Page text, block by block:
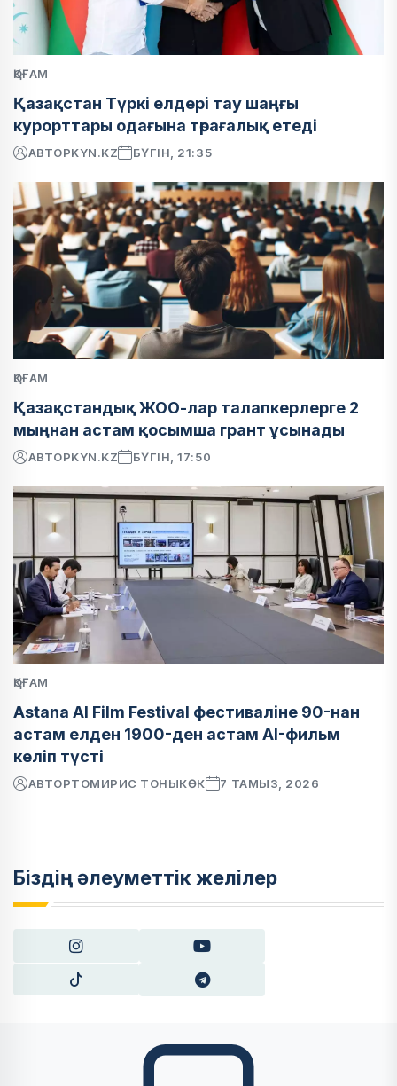
ҚОҒАМ
Қазақстан Түркі елдері тау шаңғы
курорттары одағына төрағалық етеді
АВТОРKYN.KZ БҮГІН, 21:35
ҚОҒАМ
Қазақстандық ЖОО-лар талапкерлерге 2
мыңнан астам қосымша грант ұсынады
АВТОРKYN.KZ БҮГІН, 17:50
ҚОҒАМ
Astana AI Film Festival фестиваліне 90-нан
астам елден 1900-ден астам AI-фильм
келіп түсті
АВТОРТОМИРИС ТОНЫКӨК 7 ТАМЫЗ, 2026
Біздің әлеуметтік желілер